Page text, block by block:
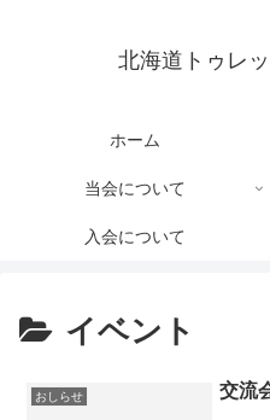
北海道トゥレ
ホーム
当会について
入会について
イベント
おしらせ 交流